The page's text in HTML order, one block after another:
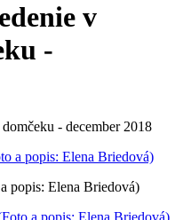
v
-
- december 2018
popis: Elena Briedová)